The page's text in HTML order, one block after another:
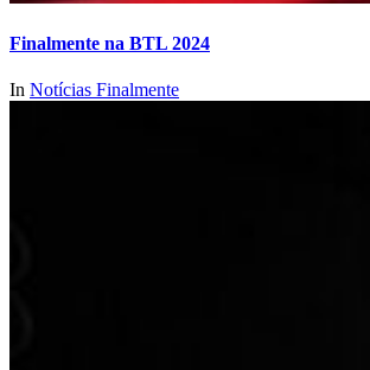
Finalmente na BTL 2024
In Notícias Finalmente